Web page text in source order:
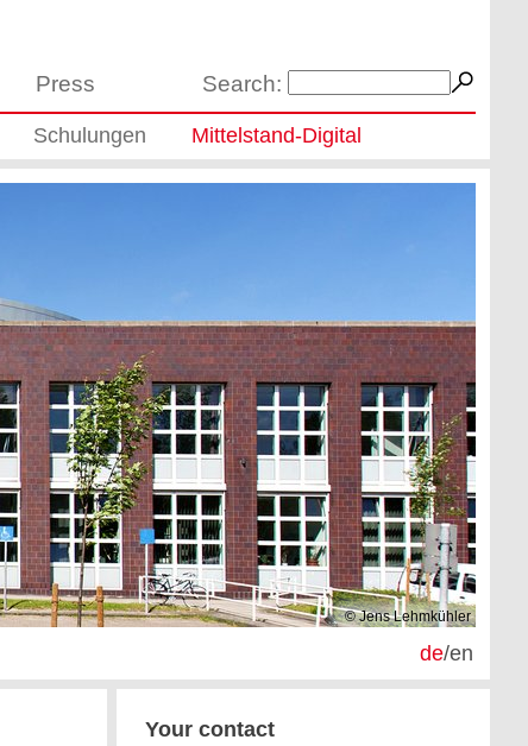
Press Search:
Schulungen Mittelstand-Digital
© Jens Lehmkühler
de/en
Your contact